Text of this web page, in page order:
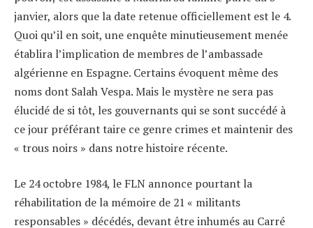
janvier, alors que la date retenue officiellement est le 4.
Quoi qu’il en soit, une enquête minutieusement menée
établira l’implication de membres de l’ambassade
algérienne en Espagne. Certains évoquent même des
noms dont Salah Vespa. Mais le mystère ne sera pas
élucidé de si tôt, les gouvernants qui se sont succédé à
ce jour préférant taire ce genre crimes et maintenir des
« trous noirs » dans notre histoire récente.
Le 24 octobre 1984, le FLN annonce pourtant la
réhabilitation de la mémoire de 21 « militants
responsables » décédés, devant être inhumés au Carré